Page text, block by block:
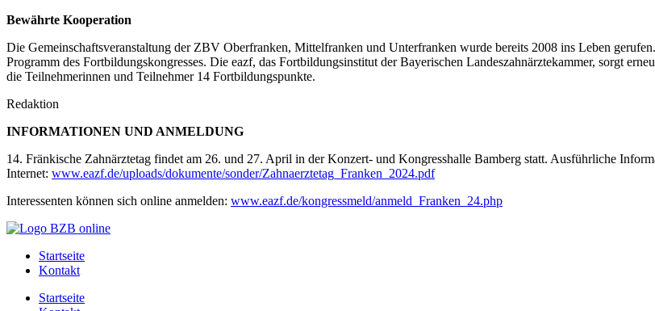
Bewährte Kooperation
Die Gemeinschaftsveranstaltung der ZBV Oberfranken, Mittelfranken und Unterfranken wurde bereits 2008 ins Leben
Programm des Fortbildungskongresses. Die eazf, das Fortbildungsinstitut der Bayerischen Landeszahnärztekammer, sorgt
die Teilnehmerinnen und Teilnehmer 14 Fortbildungspunkte.
Redaktion
INFORMATIONEN UND ANMELDUNG
14. Fränkische Zahnärztetag findet am 26. und 27. April in der Konzert- und Kongresshalle Bamberg statt. Ausführliche
Internet: www.eazf.de/uploads/dokumente/sonder/Zahnaerztetag_Franken_2024.pdf
Interessenten können sich online anmelden: www.eazf.de/kongressmeld/anmeld_Franken_24.php
Startseite
Kontakt
Startseite